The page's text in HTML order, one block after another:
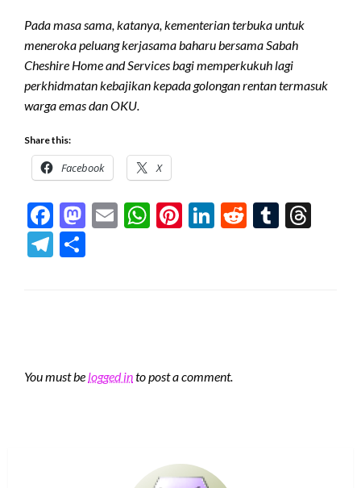
Pada masa sama, katanya, kementerian terbuka untuk
meneroka peluang kerjasama baharu bersama Sabah
Cheshire Home and Services bagi memperkukuh lagi
perkhidmatan kebajikan kepada golongan rentan termasuk
warga emas dan OKU.
Share this:
Facebook X
Facebook
Mastodon
EmailWhatsApp
Pinterest
LinkedIn
RedditTumblr
Telegram
You must be logged into post a comment.